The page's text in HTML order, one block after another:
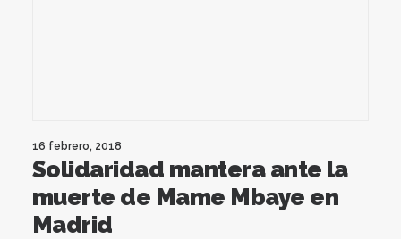
16 febrero, 2018
Solidaridad mantera ante la
muerte de Mame Mbaye en
Madrid